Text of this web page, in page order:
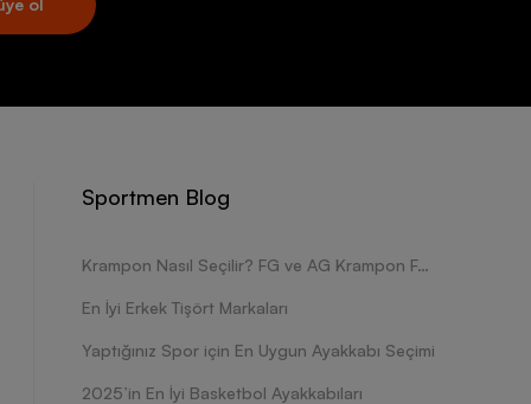
ol
Sportmen Blog
Krampon Nasıl Seçilir? FG ve AG Krampon Farkları Nelerdir?
En İyi Erkek Tişört Markaları
Yaptığınız Spor için En Uygun Ayakkabı Seçimi
2025’in En İyi Basketbol Ayakkabıları